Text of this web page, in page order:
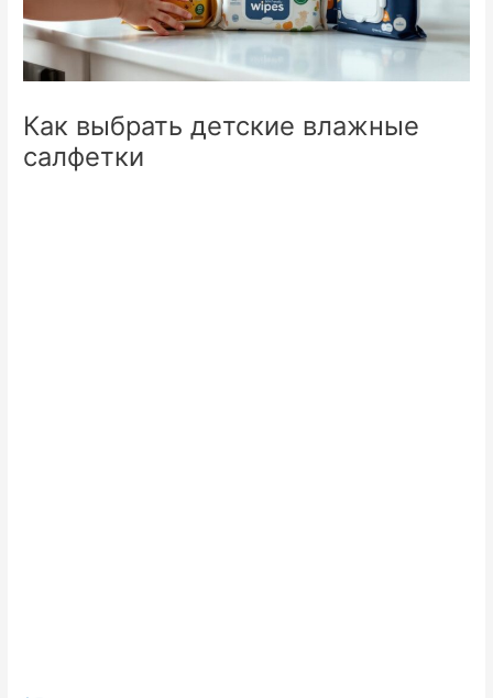
Как выбрать детские влажные
салфетки